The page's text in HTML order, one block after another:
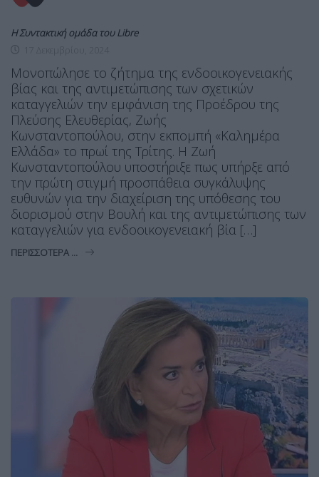
Η Συντακτική ομάδα του Libre
Μονοπώλησε το ζήτημα της ενδοοικογενειακής
βίας και της αντιμετώπισης των σχετικών
καταγγελιών την εμφάνιση της Προέδρου της
Πλεύσης Ελευθερίας, Ζωής
Κωνσταντοπούλου, στην εκπομπή «Καλημέρα
Ελλάδα» το πρωί της Τρίτης. Η Ζωή
Κωνσταντοπούλου υποστήριξε πως υπήρξε από
την πρώτη στιγμή προσπάθεια συγκάλυψης
ευθυνών για την διαχείριση της υπόθεσης του
διορισμού στην Βουλή και της αντιμετώπισης των
καταγγελιών για ενδοοικογενειακή βία […]
ΠΕΡΙΣΣΌΤΕΡΑ ...